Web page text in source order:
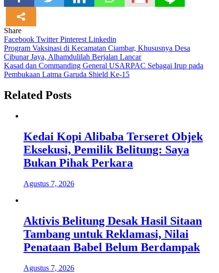
Share
Facebook TwitterPinterest Linkedin
Navigasi
pos
Program Vaksinasi di Kecamatan Ciambar, Khususnya Desa
Cibunar Jaya, Alhamdulilah Berjalan Lancar
Kasad dan Commanding General USARPAC Sebagai Irup pada
Pembukaan Latma Garuda Shield Ke-15
Related Posts
Kedai Kopi Alibaba Terseret Objek
Eksekusi, Pemilik Belitung: Saya
Bukan Pihak Perkara
Agustus 7, 2026
Aktivis Belitung Desak Hasil Sitaan
Tambang untuk Reklamasi, Nilai
Penataan Babel Belum Berdampak
Agustus 7, 2026